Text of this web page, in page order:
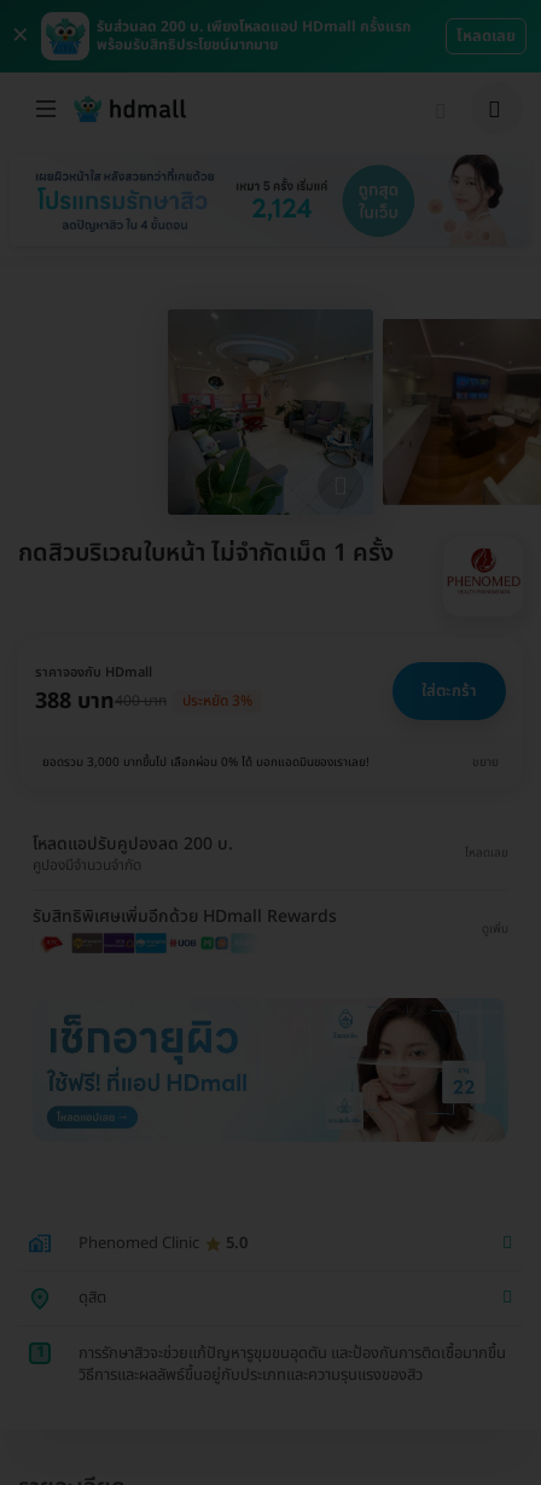
×
รับส่วนลด 200 บ. เพียงโหลดแอป HDmall ครั้งแรก
พร้อมรับสิทธิประโยชน์มากมาย
โหลดเลย
กดสิวบริเวณใบหน้า ไม่จำกัดเม็ด 1 ครั้ง
ราคาจองกับ HDmall
388 บาท400 บาท ประหยัด 3% ใส่ตะกร้า
ยอดรวม 3,000 บาทขึ้นไป เลือกผ่อน 0% ได้ บอกแอดมินของเราเลย! ขยาย
โหลดแอปรับคูปองลด 200 บ.
คูปองมีจำนวนจำกัด
โหลดเลย
รับสิทธิพิเศษเพิ่มอีกด้วย HDmall Rewards
ดูเพิ่ม
Phenomed Clinic 5.0
ดุสิต
1
การรักษาสิวจะช่วยแก้ปัญหารูขุมขนอุดตัน และป้องกันการติดเชื้อมากขึ้น
วิธีการและผลลัพธ์ขึ้นอยู่กับประเภทและความรุนแรงของสิว